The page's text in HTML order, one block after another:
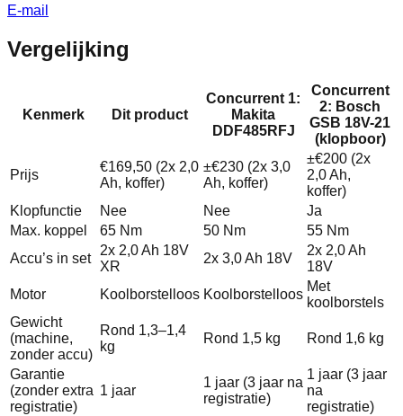
E-mail
Vergelijking
Kenmerk Dit product
Concurrent 1:
Makita
DDF485RFJ
Concurrent
2: Bosch
GSB 18V-21
(klopboor)
Prijs
€169,50 (2x 2,0
Ah, koffer)
±€230 (2x 3,0
Ah, koffer)
±€200 (2x
2,0 Ah,
koffer)
Klopfunctie
Nee Nee
Ja
Max. koppel
65 Nm 50 Nm
55 Nm
Accu’s in set
2x 2,0 Ah 18V
XR
2x 3,0 Ah 18V
2x 2,0 Ah
18V
Motor
Koolborstelloos Koolborstelloos
Met
koolborstels
Gewicht
(machine,
zonder accu)
Rond 1,3–1,4
kg
Rond 1,5 kg Rond 1,6 kg
Garantie
(zonder extra
registratie)
1 jaar
1 jaar (3 jaar na
registratie)
1 jaar (3 jaar
na
registratie)